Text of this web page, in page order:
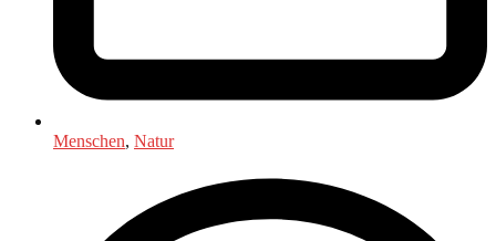
Menschen, Natur